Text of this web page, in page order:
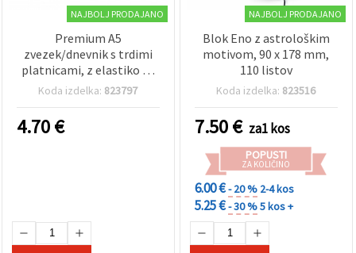
NAJBOLJ PRODAJANO
Premium A5
zvezek/dnevnik s trdimi
platnicami, z elastiko za
zapiranje, 21 x 14,5 cm, 96
Koda izdelka: 823797
4.70€
NAJBOLJ PRODAJANO
Blok Eno z astrološkim
motivom, 90 x 178 mm,
110 listov
Koda izdelka: 823516
7.50€ za1 kos
POPUSTI
ZA KOLIČINO
6.00 €- 20 % 2-4 kos
5.25 €- 30 %5 kos +